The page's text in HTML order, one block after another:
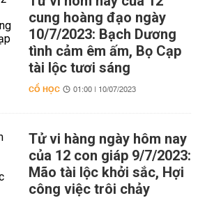
cung hoàng đạo ngày
10/7/2023: Bạch Dương
tình cảm êm ấm, Bọ Cạp
tài lộc tươi sáng
CỔ HỌC 01:00 | 10/07/2023
Tử vi hàng ngày hôm nay
của 12 con giáp 9/7/2023:
Mão tài lộc khởi sắc, Hợi
công việc trôi chảy